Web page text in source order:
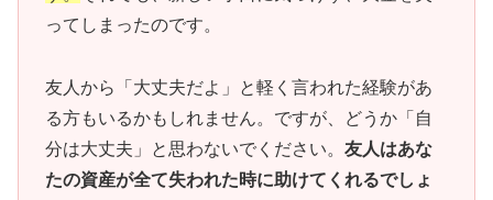
ってしまったのです。
友人から「大丈夫だよ」と軽く言われた経験があ
る方もいるかもしれません。ですが、どうか「自
分は大丈夫」と思わないでください。 友人はあな
たの資産が全て失われた時に助けてくれるでしょ